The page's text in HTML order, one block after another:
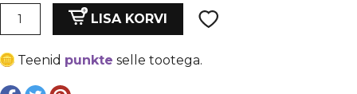
oli:
€ 0,30.
is:
€ 0,23.
Nailonniit
1
tk
LISA KORVI
Teenid punkte selle tootega.